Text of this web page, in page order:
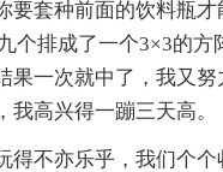
要套种前面的饮料瓶才
个排成了一个3×3的方
果一次就中了，我又努
我高兴得一蹦三天高。
得不亦乐乎，我们个